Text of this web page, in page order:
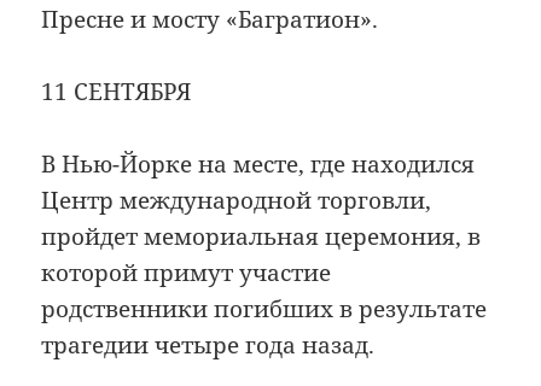
Пресне и мосту «Багратион».
11 СЕНТЯБРЯ
В Нью-Йорке на месте, где находился
Центр международной торговли,
пройдет мемориальная церемония, в
которой примут участие
родственники погибших в результате
трагедии четыре года назад.